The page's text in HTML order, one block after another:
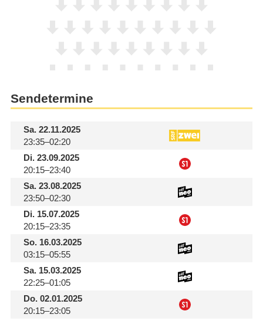
Sendetermine
Sa.22.11.2025
23:35–02:20
Di.23.09.2025
20:15–23:40
Sa.23.08.2025
23:50–02:30
Di.15.07.2025
20:15–23:35
So.16.03.2025
03:15–05:55
Sa.15.03.2025
22:25–01:05
Do.02.01.2025
20:15–23:05